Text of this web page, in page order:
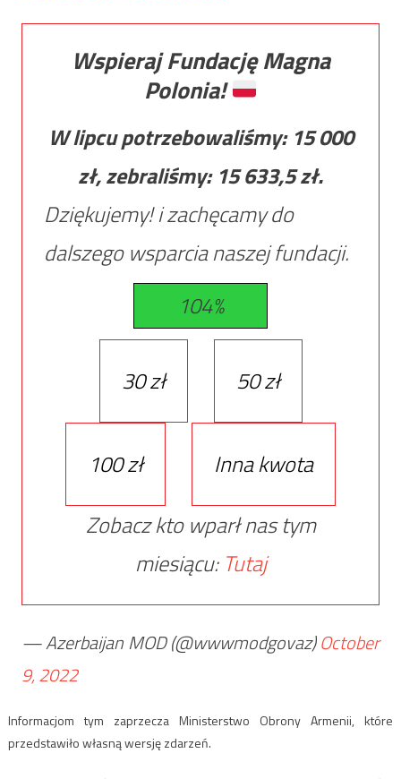
Wspieraj Fundację Magna
Polonia!
W lipcu potrzebowaliśmy: 15 000
zł, zebraliśmy: 15 633,5zł.
Dziękujemy! i zachęcamy do
dalszego wsparcia naszej fundacji.
104%
30 zł 50 zł
100 zł
Inna kwota
Zobacz kto wparł nas tym
miesiącu: Tutaj
— Azerbaijan MOD (@wwwmodgovaz)October
9, 2022
Informacjom tym zaprzecza Ministerstwo Obrony Armenii, które
przedstawiło własną wersję zdarzeń.